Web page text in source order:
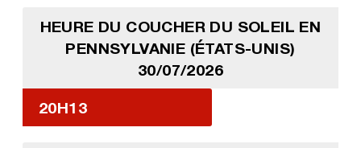
HEURE DU COUCHER DU SOLEIL EN
PENNSYLVANIE (ÉTATS-UNIS)
30/07/2026
20H13